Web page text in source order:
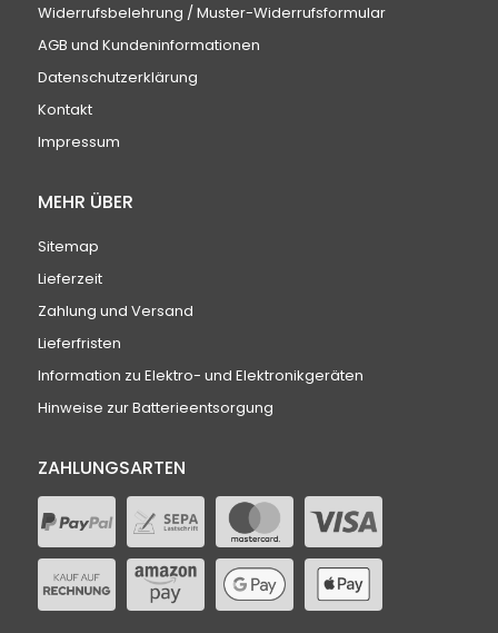
Widerrufsbelehrung / Muster-Widerrufsformular
AGB und Kundeninformationen
Datenschutzerklärung
Kontakt
Impressum
MEHR ÜBER
Sitemap
Lieferzeit
Zahlung und Versand
Lieferfristen
Information zu Elektro- und Elektronikgeräten
Hinweise zur Batterieentsorgung
ZAHLUNGSARTEN